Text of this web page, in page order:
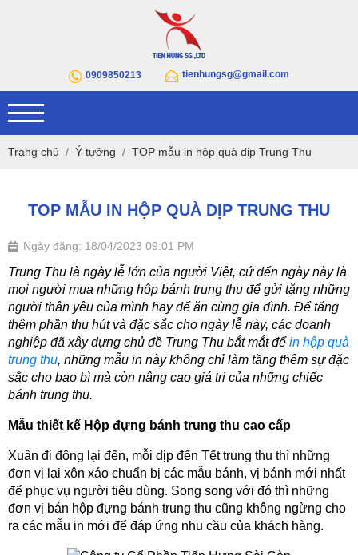
0909850213 tienhungsg@gmail.com
Trang chủ Ý tưởng TOP mẫu in hộp quà dịp Trung Thu
TOP MẪU IN HỘP QUÀ DỊP TRUNG THU
Ngày đăng: 18/04/2023 09:01 PM
Trung Thu là ngày lễ lớn của người Việt, cứ đến ngày này là
mọi người mua những hộp bánh trung thu để gửi tặng những
người thân yêu của mình hay để ăn cùng gia đình. Để tăng
thêm phần thu hút và đặc sắc cho ngày lễ này, các doanh
nghiệp đã xây dựng chủ đề Trung Thu bắt mắt để in hộp quà
trung thu, những mẫu in này không chỉ làm tăng thêm sự đặc
sắc cho bao bì mà còn nâng cao giá trị của những chiếc
bánh trung thu.
Mẫu thiết kế Hộp đựng bánh trung thu cao cấp
Xuân đi đông lại đến, mỗi dịp đến Tết trung thu thì những
đơn vị lại xôn xáo chuẩn bị các mẫu bánh, vị bánh mới nhất
để phục vụ người tiêu dùng. Song song với đó thì những
đơn vị bán hộp đựng bánh trung thu cũng không ngừng cho
ra các mẫu in mới để đáp ứng nhu cầu của khách hàng.